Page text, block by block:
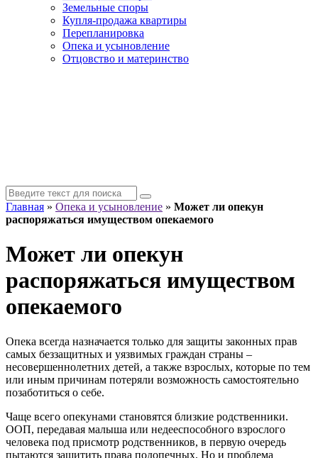
Земельные споры
Купля-продажа квартиры
Перепланировка
Опека и усыновление
Отцовство и материнство
Главная » Опека и усыновление » Может ли опекун
распоряжаться имуществом опекаемого
Может ли опекун
распоряжаться имуществом
опекаемого
Опека всегда назначается только для защиты законных прав
самых беззащитных и уязвимых граждан страны –
несовершеннолетних детей, а также взрослых, которые по тем
или иным причинам потеряли возможность самостоятельно
позаботиться о себе.
Чаще всего опекунами становятся близкие родственники.
ООП, передавая малыша или недееспособного взрослого
человека под присмотр родственников, в первую очередь
пытаются защитить права подопечных. Но и проблема